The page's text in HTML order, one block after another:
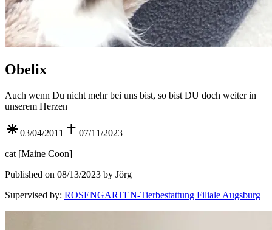
Obelix
Auch wenn Du nicht mehr bei uns bist, so bist DU doch weiter in
unserem Herzen
03/04/2011
07/11/2023
cat [Maine Coon]
Published on 08/13/2023 by Jörg
Supervised by: ROSENGARTEN-Tierbestattung Filiale Augsburg